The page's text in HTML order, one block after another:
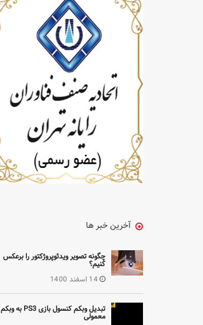
آخرین خبر ها
چگونه تصویر ویدئوپروژکتور را برعکس
کنیم؟
14 اسفند 1400
تبدیل وبکم کنسول بازی PS3 به وبکم
معمولی